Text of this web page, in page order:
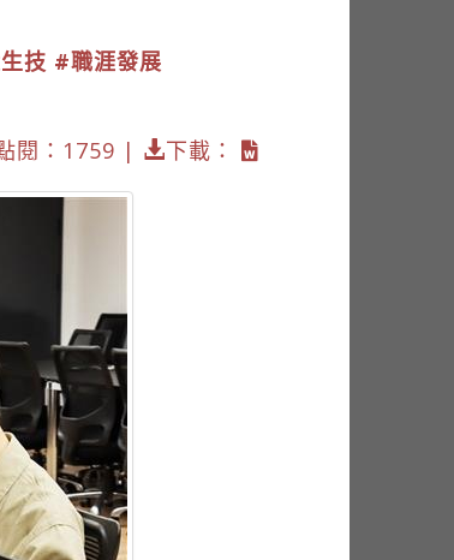
技 #職涯發展
閱：1759 | 下載：